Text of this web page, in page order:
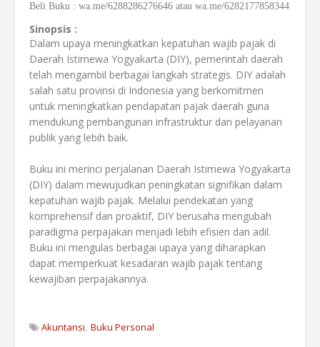
Beli Buku : wa.me/6288286276646 atau wa.me/6282177858344
Sinopsis :
Dalam upaya meningkatkan kepatuhan wajib pajak di
Daerah Istimewa Yogyakarta (DIY), pemerintah daerah
telah mengambil berbagai langkah strategis. DIY adalah
salah satu provinsi di Indonesia yang berkomitmen
untuk meningkatkan pendapatan pajak daerah guna
mendukung pembangunan infrastruktur dan pelayanan
publik yang lebih baik.
Buku ini merinci perjalanan Daerah Istimewa Yogyakarta
(DIY) dalam mewujudkan peningkatan signifikan dalam
kepatuhan wajib pajak. Melalui pendekatan yang
komprehensif dan proaktif, DIY berusaha mengubah
paradigma perpajakan menjadi lebih efisien dan adil.
Buku ini mengulas berbagai upaya yang diharapkan
dapat memperkuat kesadaran wajib pajak tentang
kewajiban perpajakannya.
Akuntansi Buku Personal